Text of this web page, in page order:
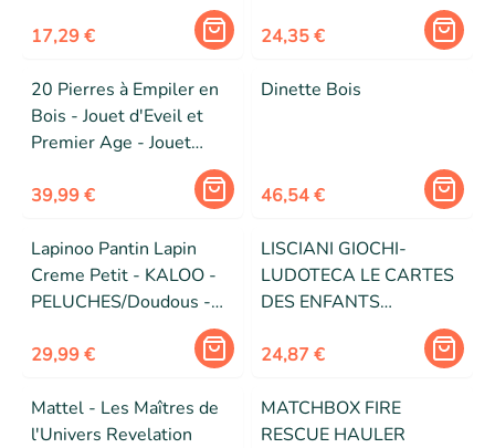
17,29 €
uniquement avec les
24,35 €
20 Pierres à Empiler en
Bois - Jouet d'Eveil et
Premier Age - Jouet
d'Empilement - Dès 2
ans,
39,99 €
Dinette Bois
46,54 €
Lapinoo Pantin Lapin
Creme Petit - KALOO -
PELUCHES/Doudous -
29,99 €
LISCIANI GIOCHI-
LUDOTECA LE CARTES
DES ENFANTS
RUBAMAZZET
24,87 €
Mattel - Les Maîtres de
l'Univers Revelation
MATCHBOX FIRE
RESCUE HAULER